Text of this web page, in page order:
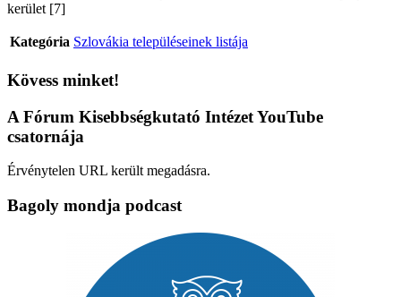
kerület [7]
Kategória Szlovákia településeinek listája
Kövess minket!
A Fórum Kisebbségkutató Intézet YouTube
csatornája
Érvénytelen URL került megadásra.
Bagoly mondja podcast